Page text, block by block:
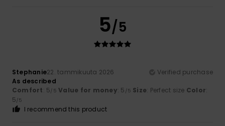
5/5
Stephanie22. tammikuuta 2026
Verified purchase
As described
Comfort: 5/5 Value for money: 5 /5 Size: Perfect size Color:
5/5
I recommend this product